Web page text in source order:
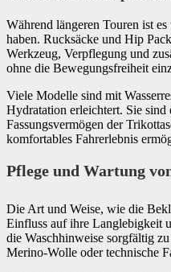
Während längeren Touren ist
haben. Rucksäcke und Hip
Werkzeug, Verpflegung und
ohne die Bewegungsfreiheit
Viele Modelle sind mit
Hydratation erleichtert. Sie
Fassungsvermögen der
komfortables Fahrerlebnis
Pflege und Wartung
Die Art und Weise, wie die
Einfluss auf ihre Langlebigkeit
die Waschhinweise sorgfältig
Merino-Wolle oder technische